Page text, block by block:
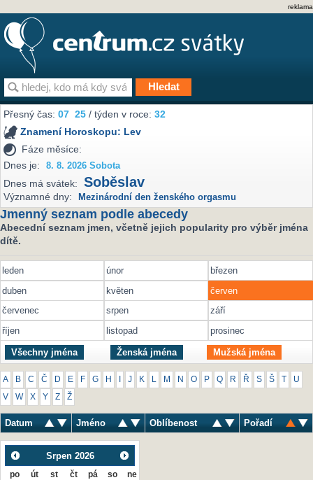
reklama
Přesný čas:07 25 / týden v roce:32
Znamení Horoskopu: Lev
Fáze měsíce:
Dnes je:
8. 8. 2026 Sobota
Dnes má svátek: Soběslav
Významné dny: Mezinárodní den ženského orgasmu
Jmenný seznam podle abecedy
Abecední seznam jmen, včetně jejich popularity pro výběr jména
dítě.
leden únor
březen
duben
květen
červen
červenec
srpen
září
říjen
listopad prosinec
Všechny jména Ženská jména Mužská jména
A B C Č D E F G H J K M N O P Q R Ř S Š U
V W X Y Z Ž
Datum Jméno Oblíbenost Pořadí
Srpen 2026
po út st čt pá so ne